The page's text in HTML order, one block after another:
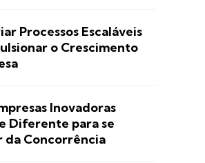
Processos Escaláveis
o Crescimento
Inovadoras
Diferente para se
da Concorrência